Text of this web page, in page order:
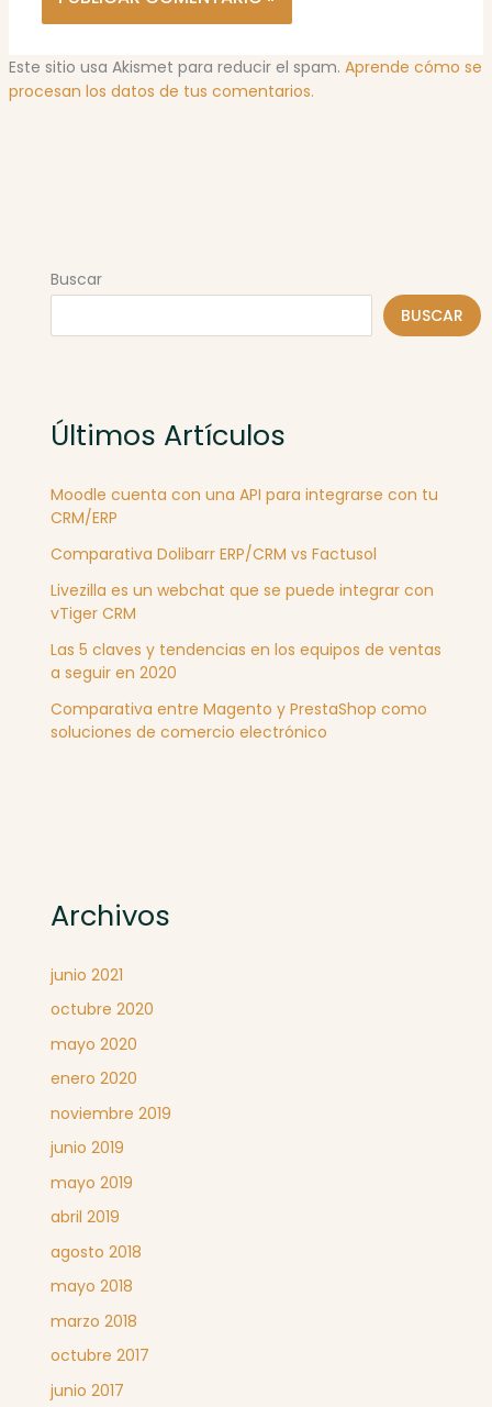
Este sitio usa Akismet para reducir el spam. Aprende cómo se
procesan los datos de tus comentarios.
Buscar
BUSCAR
Últimos Artículos
Moodle cuenta con una API para integrarse con tu
CRM/ERP
Comparativa Dolibarr ERP/CRM vs Factusol
Livezilla es un webchat que se puede integrar con
vTiger CRM
Las 5 claves y tendencias en los equipos de ventas
a seguir en 2020
Comparativa entre Magento y PrestaShop como
soluciones de comercio electrónico
Archivos
junio 2021
octubre 2020
mayo 2020
enero 2020
noviembre 2019
junio 2019
mayo 2019
abril 2019
agosto 2018
mayo 2018
marzo 2018
octubre 2017
junio 2017